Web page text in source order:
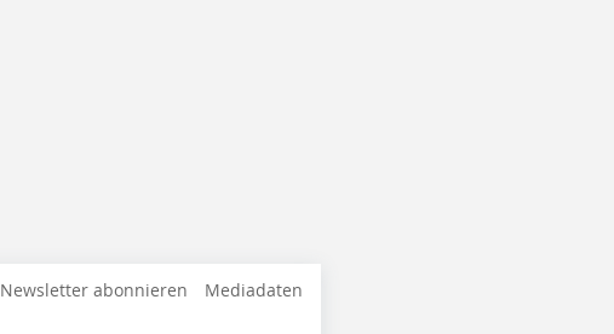
Newsletter abonnieren Mediadaten